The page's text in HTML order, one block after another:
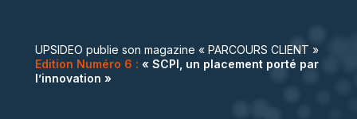
UPSIDEO publie son magazine « PARCOURS CLIENT »
Edition Numéro 6 : « SCPI, un placement porté par
l’innovation »